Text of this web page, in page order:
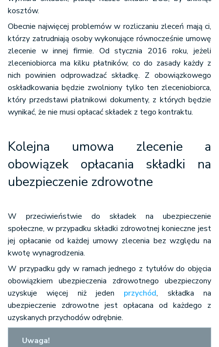
kosztów.
Obecnie najwięcej problemów w rozliczaniu zleceń mają ci,
którzy zatrudniają osoby wykonujące równocześnie umowę
zlecenie w innej firmie. Od stycznia 2016 roku, jeżeli
zleceniobiorca ma kilku płatników, co do zasady każdy z
nich powinien odprowadzać składkę. Z obowiązkowego
oskładkowania będzie zwolniony tylko ten zleceniobiorca,
który przedstawi płatnikowi dokumenty, z których będzie
wynikać, że nie musi opłacać składek z tego kontraktu.
Kolejna umowa zlecenie a
obowiązek opłacania składki na
ubezpieczenie zdrowotne
W przeciwieństwie do składek na ubezpieczenie
społeczne, w przypadku składki zdrowotnej konieczne jest
jej opłacanie od każdej umowy zlecenia bez względu na
kwotę wynagrodzenia.
W przypadku gdy w ramach jednego z tytułów do objęcia
obowiązkiem ubezpieczenia zdrowotnego ubezpieczony
uzyskuje więcej niż jeden przychód, składka na
ubezpieczenie zdrowotne jest opłacana od każdego z
uzyskanych przychodów odrębnie.
Uwaga!